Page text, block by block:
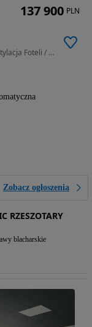
1498 cm3 • 177 KM • Kamery 360 / Masaże i Wentylacja Foteli / el. Klapa / Szyberdach
Zobacz ogłoszenia
RZESZOTARY
blacharskie
137 900 PLN